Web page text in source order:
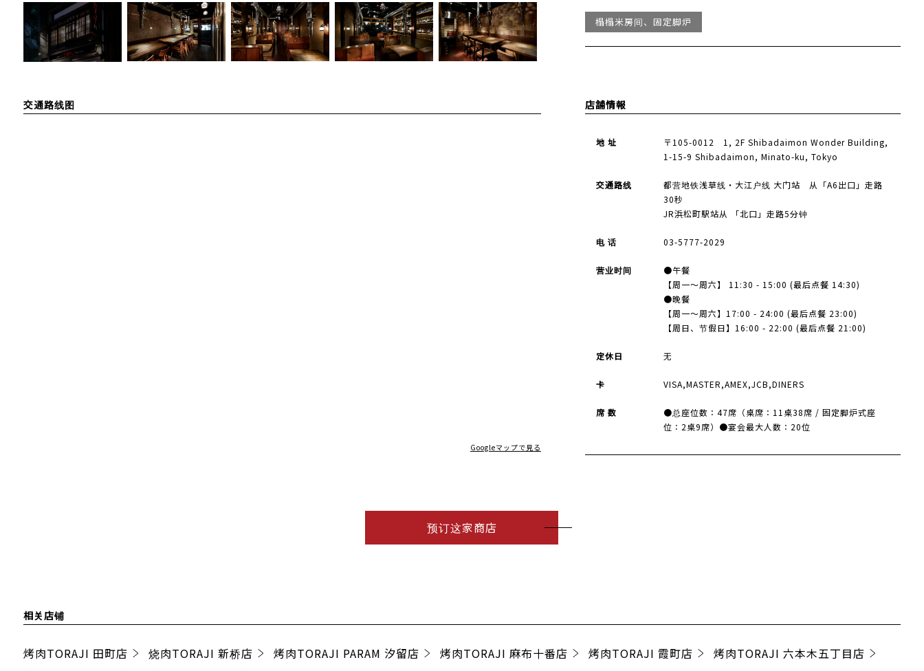
榻榻米房间、固定脚炉
交通路线图
Googleマップで見る
店舗情報
地 址
〒105-0012 1, 2F Shibadaimon Wonder Building,
1-15-9 Shibadaimon, Minato-ku, Tokyo
交通路线
都营地铁浅草线・大江户线 大门站 从「A6出口」走路
30秒
JR浜松町駅站从 「北口」走路5分钟
电 话 03-5777-2029
营业时间
●午餐
【周一〜周六】 11:30 - 15:00 (最后点餐 14:30)
●晚餐
【周一〜周六】17:00 - 24:00 (最后点餐 23:00)
【周日、节假日】16:00 - 22:00 (最后点餐 21:00)
定休日 无
卡 VISA,MASTER,AMEX,JCB,DINERS
席 数
●总座位数：47席（桌席：11桌38席 / 固定脚炉式座
位：2桌9席）●宴会最大人数：20位
预订这家商店
相关店铺
烤肉TORAJI 田町店 烧肉TORAJI 新桥店 烤肉TORAJI PARAM 汐留店 烤肉TORAJI 麻布十番店 烤肉TORAJI 霞町店
烤肉TORAJI 六本木五丁目店